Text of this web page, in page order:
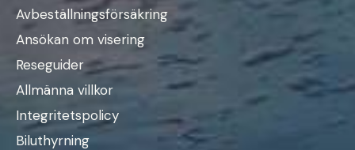
Avbeställningsförsäkring
Ansökan om visering
Reseguider
Allmänna villkor
Integritetspolicy
Biluthyrning